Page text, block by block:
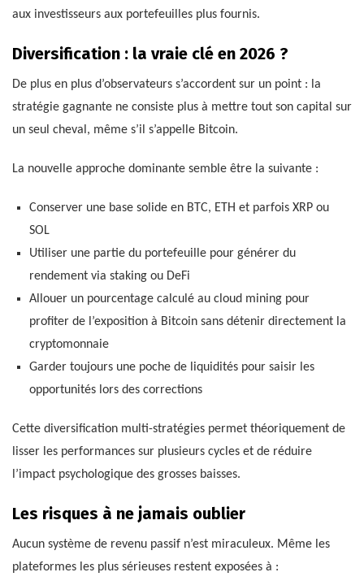
aux investisseurs aux portefeuilles plus fournis.
Diversification : la vraie clé en 2026 ?
De plus en plus d’observateurs s’accordent sur un point : la
stratégie gagnante ne consiste plus à mettre tout son capital sur
un seul cheval, même s’il s’appelle Bitcoin.
La nouvelle approche dominante semble être la suivante :
Conserver une base solide en BTC, ETH et parfois XRP ou
SOL
Utiliser une partie du portefeuille pour générer du
rendement via staking ou DeFi
Allouer un pourcentage calculé au cloud mining pour
profiter de l’exposition à Bitcoin sans détenir directement la
cryptomonnaie
Garder toujours une poche de liquidités pour saisir les
opportunités lors des corrections
Cette diversification multi-stratégies permet théoriquement de
lisser les performances sur plusieurs cycles et de réduire
l’impact psychologique des grosses baisses.
Les risques à ne jamais oublier
Aucun système de revenu passif n’est miraculeux. Même les
plateformes les plus sérieuses restent exposées à :